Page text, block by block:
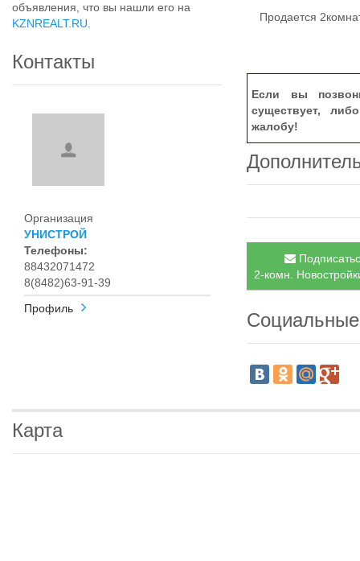
объявления, что вы нашли его на
KZNREALT.RU
Контакты
Организация
УНИСТРОЙ
Телефоны:
88432071472
8(8482)63-91-39
Профиль
Продается
Если вы
существует,
жалобу!
2-комн.
Карта